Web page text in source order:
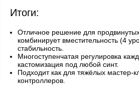
Итоги:
Отличное решение для
комбинирует вместительность (4
стабильность.
Многоступенчатая регулировка
кастомизация под любой синт.
Подходит как для тяжёлых мастер-
контроллеров.